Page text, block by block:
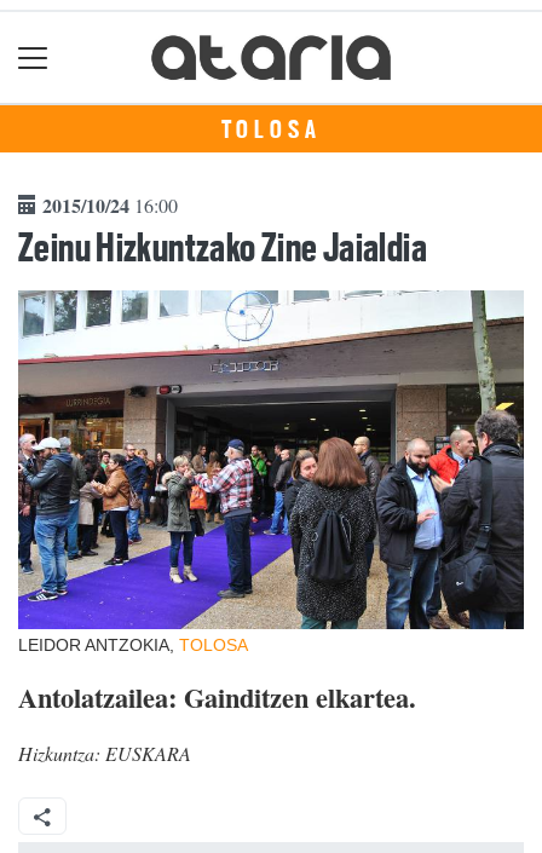
TOLOSA
2015/10/24 16:00
Zeinu Hizkuntzako Zine Jaialdia
LEIDOR ANTZOKIA, TOLOSA
Antolatzailea: Gainditzen elkartea.
Hizkuntza: EUSKARA